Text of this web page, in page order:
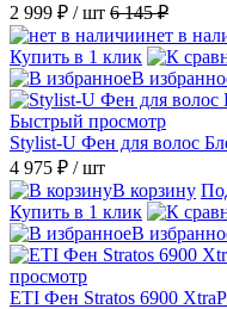
2 999 ₽ / шт 6 145 ₽
нет в
Купить в 1 клик
В
Быстрый просмотр
Stylist-U Фен для волос
4 975 ₽ / шт
В корзину
Купить в 1 клик
В
просмотр
ETI Фен Stratos 6900